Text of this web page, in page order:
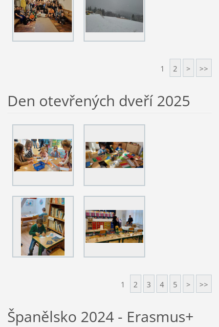
1 2 > >>
Den otevřených dveří 2025
1 2 3 4 5 > >>
Španělsko 2024 - Erasmus+